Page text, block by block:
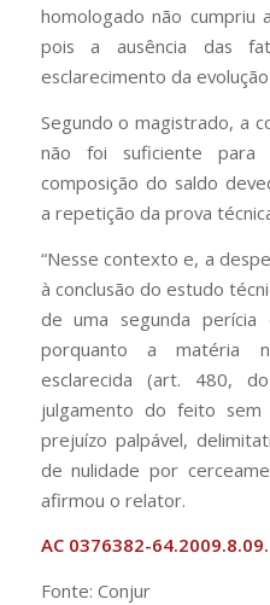
homologado não
pois a ausência das
esclarecimento da
Segundo o magistrado, a
não foi suficiente
composição do saldo
a repetição da prova
“Nesse contexto e, a
à conclusão do estudo
de uma segunda perícia
porquanto a matéria
esclarecida (art. 480,
julgamento do feito sem
prejuízo palpável,
de nulidade por
afirmou o relator.
AC 0376382-
Fonte: Conjur